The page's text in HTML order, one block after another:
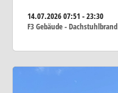
14.07.202607:51 - 23:30
F3 Gebäude - Dachstuhlbrand